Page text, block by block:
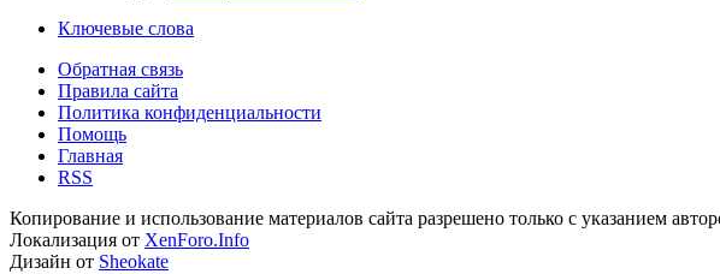
Ключевые слова
Обратная связь
Правила сайта
Политика конфиденциальности
Помощь
Главная
RSS
Копирование и использование материалов сайта разрешено только с указанием
Локализация от XenForo.Info
Дизайн от Sheokate